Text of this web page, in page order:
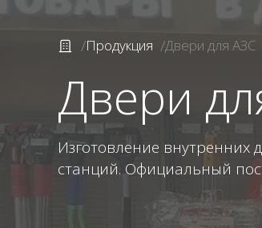
Продукция Двери для АЗС
Двери
Изготовление внутренних
станций. Официальный